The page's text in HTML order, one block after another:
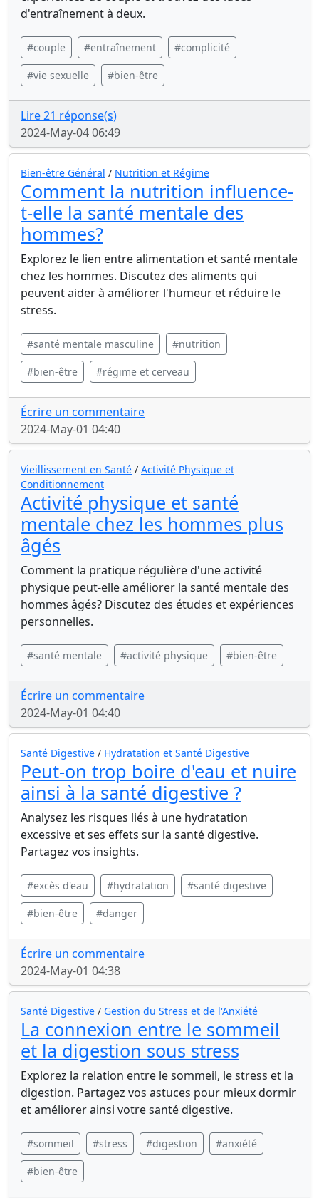
d'entraînement à deux.
#couple #entraînement #complicité
#vie sexuelle #bien-être
Lire 21 réponse(s)
2024-May-04 06:49
Bien-être Général / Nutrition et Régime
Comment la nutrition influence-
t-elle la santé mentale des
hommes?
Explorez le lien entre alimentation et santé mentale
chez les hommes. Discutez des aliments qui
peuvent aider à améliorer l'humeur et réduire le
stress.
#santé mentale masculine #nutrition
#bien-être #régime et cerveau
Écrire un commentaire
2024-May-01 04:40
Vieillissement en Santé / Activité Physique et
Conditionnement
Activité physique et santé
mentale chez les hommes plus
âgés
Comment la pratique régulière d'une activité
physique peut-elle améliorer la santé mentale des
hommes âgés? Discutez des études et expériences
personnelles.
#santé mentale #activité physique #bien-être
Écrire un commentaire
2024-May-01 04:40
Santé Digestive / Hydratation et Santé Digestive
Peut-on trop boire d'eau et nuire
ainsi à la santé digestive ?
Analysez les risques liés à une hydratation
excessive et ses effets sur la santé digestive.
Partagez vos insights.
#excès d'eau #hydratation #santé digestive
#bien-être #danger
Écrire un commentaire
2024-May-01 04:38
Santé Digestive / Gestion du Stress et de l'Anxiété
La connexion entre le sommeil
et la digestion sous stress
Explorez la relation entre le sommeil, le stress et la
digestion. Partagez vos astuces pour mieux dormir
et améliorer ainsi votre santé digestive.
#sommeil #stress #digestion #anxiété
#bien-être